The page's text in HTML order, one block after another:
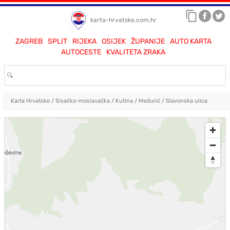
karta-hrvatske.com.hr
ZAGREB SPLIT RIJEKA OSIJEK ŽUPANIJE
AUTO KARTA
AUTOCESTE
KVALITETA ZRAKA
Karta Hrvatske/ Sisačko-moslavačka/ Kutina/ Međurić/ Slavonska ulica